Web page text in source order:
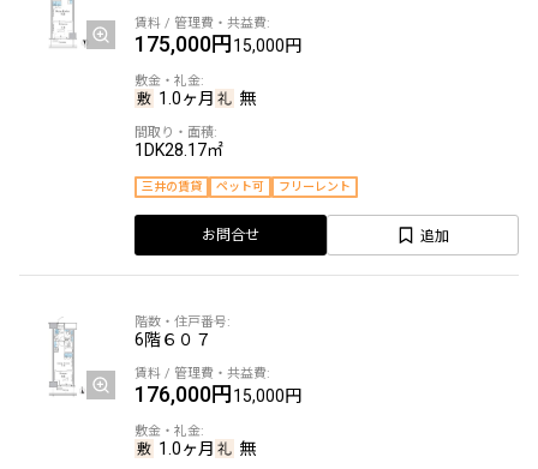
175,000円15,000円
1.0ヶ月 無
1DK28.17㎡
三井の賃貸 ペット可 フリーレント
お問合せ 追加
6階６０７
176,000円15,000円
1.0ヶ月 無